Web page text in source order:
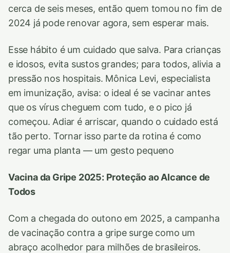
cerca de seis meses, então quem tomou no fim de
2024 já pode renovar agora, sem esperar mais.
Esse hábito é um cuidado que salva. Para crianças
e idosos, evita sustos grandes; para todos, alivia a
pressão nos hospitais. Mônica Levi, especialista
em imunização, avisa: o ideal é se vacinar antes
que os vírus cheguem com tudo, e o pico já
começou. Adiar é arriscar, quando o cuidado está
tão perto. Tornar isso parte da rotina é como
regar uma planta — um gesto pequeno
Vacina da Gripe 2025: Proteção ao Alcance de
Todos
Com a chegada do outono em 2025, a campanha
de vacinação contra a gripe surge como um
abraço acolhedor para milhões de brasileiros.